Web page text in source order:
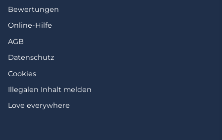
Bewertungen
Online-Hilfe
AGB
Datenschutz
Cookies
Illegalen Inhalt melden
Love everywhere